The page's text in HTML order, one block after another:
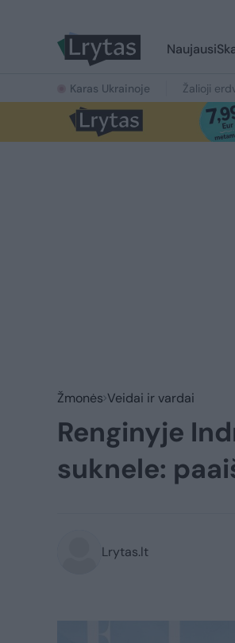
Naujausi
Karas Ukrainoje Žalioji
Žmonės Veidai ir vardai
Renginyje
suknele:
Lrytas.lt